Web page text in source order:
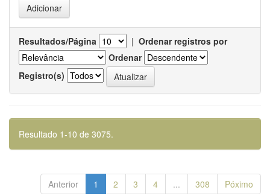
Resultados/Página | Ordenar registros por
Ordenar
Registro(s)
Resultado 1-10 de 3075.
Anterior 1 2 3 4 ... 308 Póximo